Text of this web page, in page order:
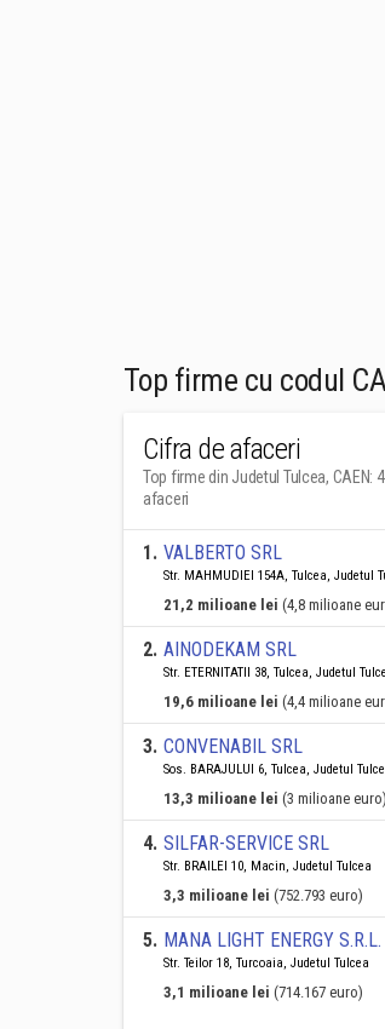
Top firme cu codul
Cifra de afaceri
Top firme din Judetul Tulcea, CAEN:
afaceri
1. VALBERTO SRL
Str. MAHMUDIEI 154A, Tulcea, Judetul
21,2 milioane lei (4,8 milioane
2. AINODEKAM SRL
Str. ETERNITATII 38, Tulcea, Judetul
19,6 milioane lei (4,4 milioane
3. CONVENABIL SRL
Sos. BARAJULUI 6, Tulcea, Judetul
13,3 milioane lei (3 milioane euro)
4. SILFAR-SERVICE SRL
Str. BRAILEI 10, Macin, Judetul Tulcea
3,3 milioane lei (752.793 euro)
5. MANA LIGHT ENERGY S.R.L.
Str. Teilor 18, Turcoaia, Judetul Tulcea
3,1 milioane lei (714.167 euro)